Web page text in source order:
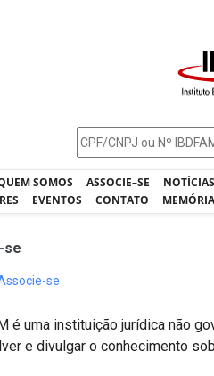
SOMOS ASSOCIE–SE
EVENTOS CONTATO
se
se
é uma instituição jurídica não
e divulgar o conhecimento